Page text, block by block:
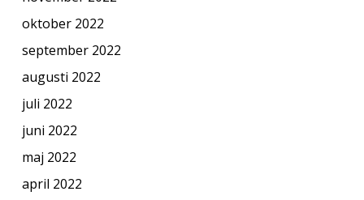
oktober 2022
september 2022
augusti 2022
juli 2022
juni 2022
maj 2022
april 2022